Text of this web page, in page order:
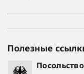
Полезные